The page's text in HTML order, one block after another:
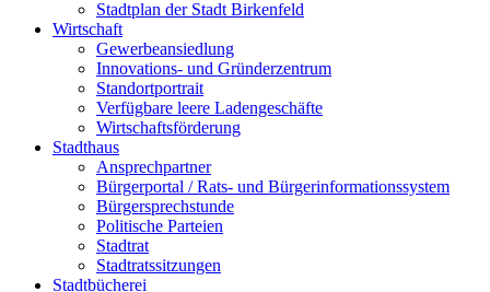
Stadtplan der Stadt Birkenfeld
Wirtschaft
Gewerbeansiedlung
Innovations- und Gründerzentrum
Standortportrait
Verfügbare leere Ladengeschäfte
Wirtschaftsförderung
Stadthaus
Ansprechpartner
Bürgerportal / Rats- und Bürgerinformationssystem
Bürgersprechstunde
Politische Parteien
Stadtrat
Stadtratssitzungen
Stadtbücherei